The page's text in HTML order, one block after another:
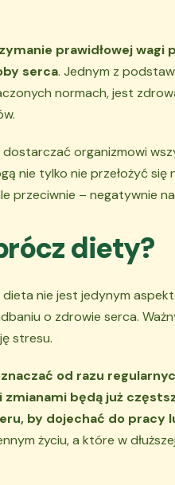
prawidłowej wagi
serca. Jednym z
normach, jest
organizmowi
nie tylko nie przełożyć się
przeciwnie – negatywnie
diety?
nie jest jedynym
o zdrowie serca.
stresu.
od razu
będą już
by dojechać do pracy
życiu, a które w